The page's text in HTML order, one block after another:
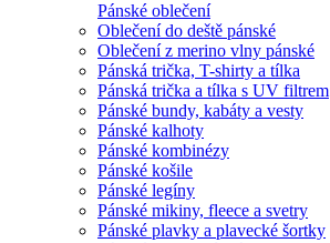
Pánské oblečení
Oblečení do deště pánské
Oblečení z merino vlny pánské
Pánská trička, T-shirty a tílka
Pánská trička a tílka s UV filtrem
Pánské bundy, kabáty a vesty
Pánské kalhoty
Pánské kombinézy
Pánské košile
Pánské legíny
Pánské mikiny, fleece a svetry
Pánské plavky a plavecké šortky